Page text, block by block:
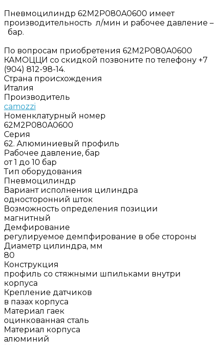
Пневмоцилиндр 62M2P080A0600 имеет
производительность л/мин и рабочее давление –
бар.
По вопросам приобретения 62M2P080A0600
КАМОЦЦИ со скидкой позвоните по телефону +7
(904) 812-98-14.
Страна происхождения
Италия
Производитель
camozzi
Номенклатурный номер
62M2P080A0600
Серия
62. Алюминиевый профиль
Рабочее давление, бар
от 1 до 10 бар
Тип оборудования
Пневмоцилиндр
Вариант исполнения цилиндра
односторонний шток
Возможность определения позиции
магнитный
Демфирование
регулируемое демпфирование в обе стороны
Диаметр цилиндра, мм
80
Конструкция
профиль со стяжными шпильками внутри
корпуса
Крепление датчиков
в пазах корпуса
Материал гаек
оцинкованная сталь
Материал корпуса
алюминий